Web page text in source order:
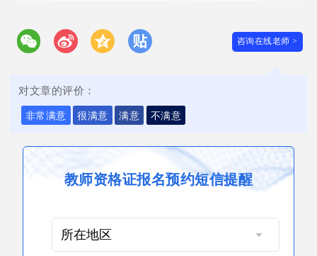
咨询在线老师 >
对文章的评价：
非常满意 很满意 满意 不满意
教师资格证报名预约短信提醒